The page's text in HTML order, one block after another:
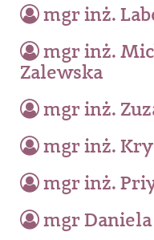
mgr inż.
mgr inż.
Zalewska
mgr inż.
mgr inż.
mgr inż.
mgr